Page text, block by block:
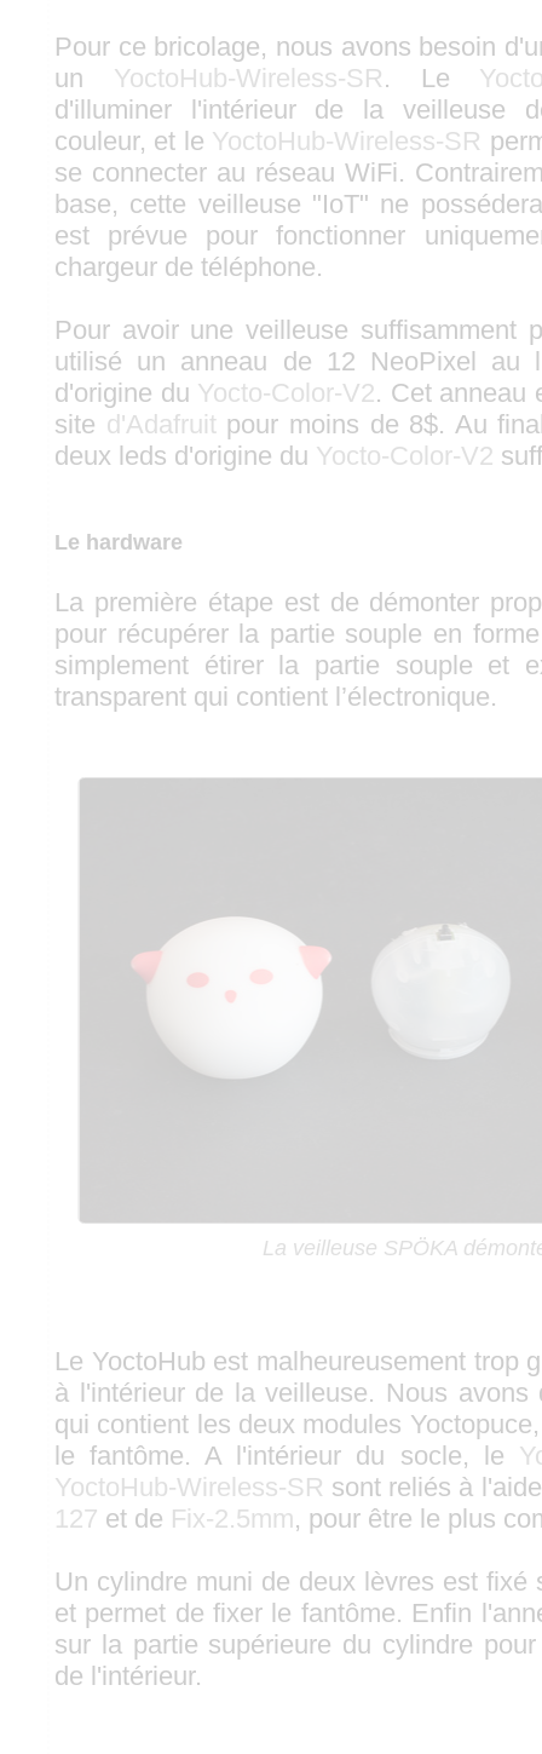
Pour ce bricolage, nous avons besoin
un YoctoHub-Wireless-SR. Le
d'illuminer l'intérieur de la veilleuse
couleur, et le YoctoHub-Wireless-SR
se connecter au réseau WiFi.
base, cette veilleuse "IoT" ne
est prévue pour fonctionner
chargeur de téléphone.
Pour avoir une veilleuse suffisamment
utilisé un anneau de 12 NeoPixel au
d'origine du Yocto-Color-V2. Cet anneau
site d'Adafruitpour moins de 8$. Au
deux leds d'origine du Yocto-Color-V2
Le hardware
La première étape est de démonter
pour récupérer la partie souple en
simplement étirer la partie souple et
transparent qui contient l’électronique.
La veilleuse SPÖKA
Le YoctoHub est malheureusement trop
à l'intérieur de la veilleuse. Nous avons
qui contient les deux modules
le fantôme. A l'intérieur du socle, le
YoctoHub-Wireless-SR sont reliés à
127 et de Fix-2.5mm, pour être le plus
Un cylindre muni de deux lèvres est fixé
et permet de fixer le fantôme. Enfin
sur la partie supérieure du cylindre
de l'intérieur.